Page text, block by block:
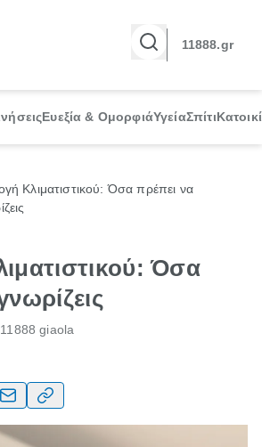
11888.gr
Ευεξία & ΟμορφιάΥγείαΣπίτι
Κλιματιστικού: Όσα πρέπει να
Όσα
giaola